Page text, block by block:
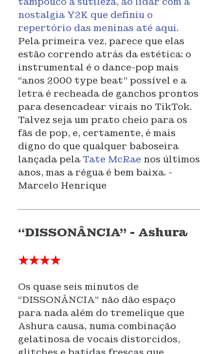
nostalgia Y2K que definiu o
repertório das meninas até aqui.
Pela primeira vez, parece que elas
estão correndo atrás da estética: o
instrumental é o dance-pop mais
“anos 2000 type beat” possível e a
letra é recheada de ganchos prontos
para desencadear virais no TikTok.
Talvez seja um prato cheio para os
fãs de pop, e, certamente, é mais
digno do que qualquer baboseira
lançada pela Tate McRae nos últimos
anos, mas a régua é bem baixa. -
Marcelo Henrique
“DISSONÂNCIA” - Ashura
★★★★
Os quase seis minutos de
“DISSONÂNCIA” não dão espaço
para nada além do tremelique que
Ashura causa, numa combinação
gelatinosa de vocais distorcidos,